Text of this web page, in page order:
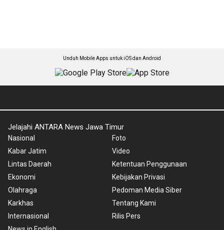
Unduh Mobile Apps untuk iOS dan Android
Jelajahi ANTARA News Jawa Timur
Nasional
Kabar Jatim
Lintas Daerah
Ekonomi
Olahraga
Karkhas
Internasional
Foto
Video
Ketentuan Penggunaan
Kebijakan Privasi
Pedoman Media Siber
Tentang Kami
Rilis Pers